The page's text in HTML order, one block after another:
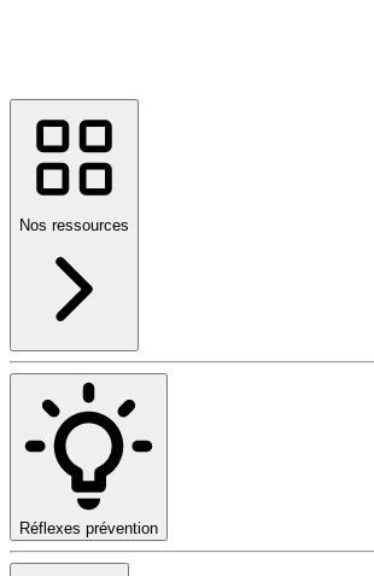
Nos ressources
Réflexes prévention